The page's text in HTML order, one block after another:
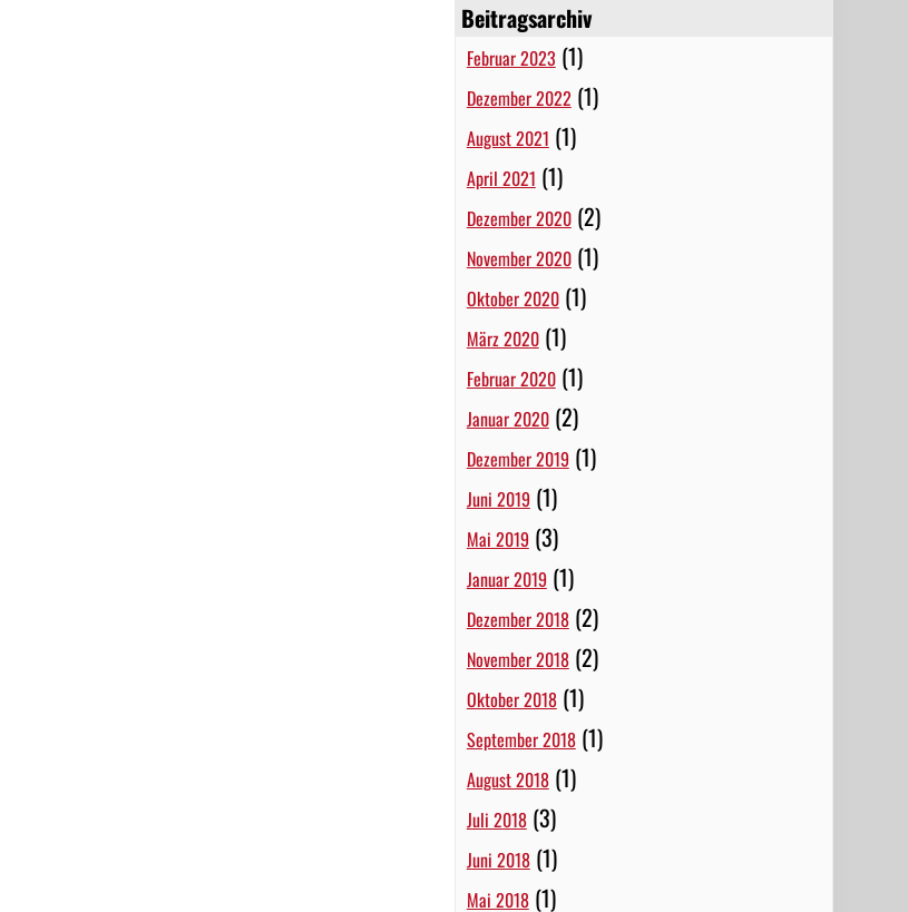
Beitragsarchiv
Februar 2023 (1)
Dezember 2022 (1)
August 2021 (1)
April 2021 (1)
Dezember 2020(2)
November 2020(1)
Oktober 2020(1)
März 2020(1)
Februar 2020(1)
Januar 2020(2)
Dezember 2019(1)
Juni 2019(1)
Mai 2019(3)
Januar 2019(1)
Dezember 2018(2)
November 2018(2)
Oktober 2018(1)
September 2018(1)
August 2018(1)
Juli 2018(3)
Juni 2018(1)
Mai 2018(1)